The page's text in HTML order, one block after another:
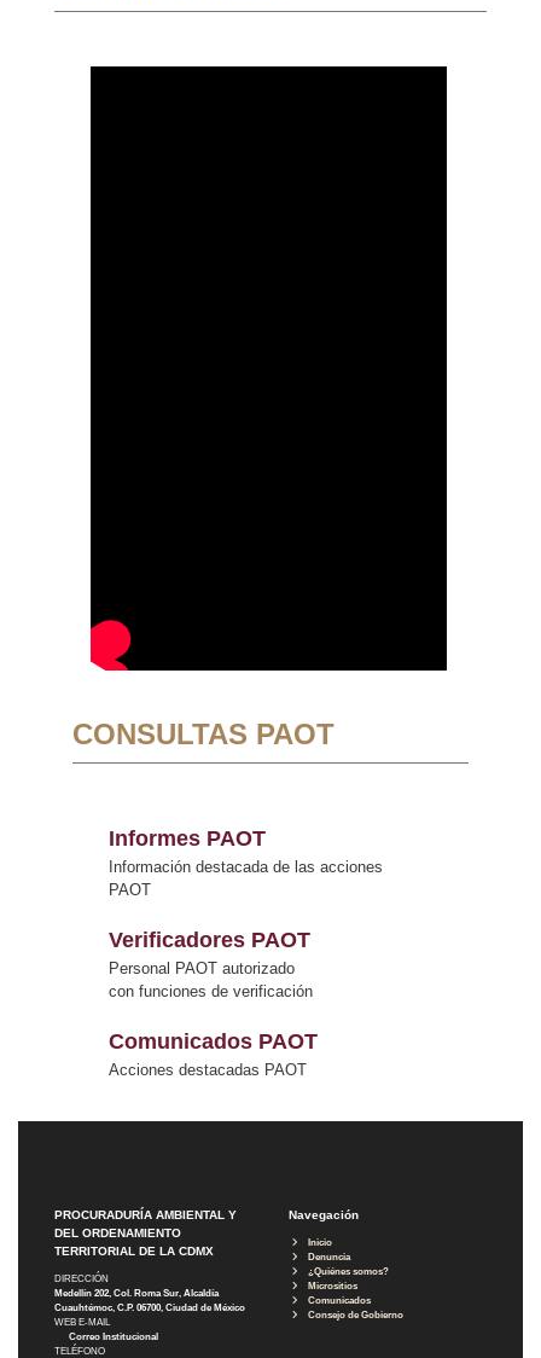
CONSULTAS PAOT
Informes PAOT
Información destacada de las acciones
PAOT
Verificadores PAOT
Personal PAOT autorizado
con funciones de verificación
Comunicados PAOT
Acciones destacadas PAOT
PROCURADURÍA AMBIENTAL Y
DEL ORDENAMIENTO
TERRITORIAL DE LA CDMX
DIRECCIÓN
Medellín 202, Col. Roma Sur, Alcaldía
Cuauhtémoc, C.P. 06700, Ciudad de México
WEB E-MAIL
Correo Institucional
TELÉFONO
Navegación
Inicio
Denuncia
¿Quiénes somos?
Micrositios
Comunicados
Consejo de Gobierno